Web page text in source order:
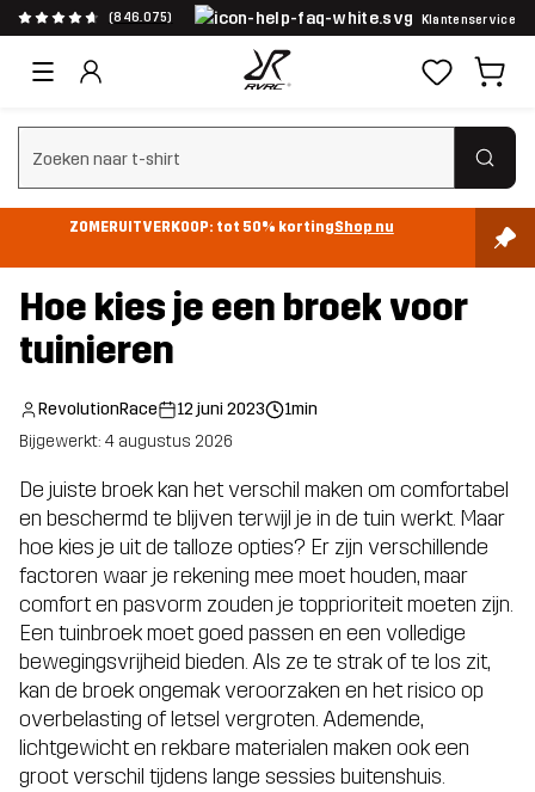
(846.075) Klantenservice
Zoeken wissen
ZOMERUITVERKOOP: tot 50% kortingShop nu
Hoe kies je een broek voor
tuinieren
RevolutionRace 12 juni 2023
1min
Bijgewerkt: 4 augustus 2026
De juiste broek kan het verschil maken om comfortabel
en beschermd te blijven terwijl je in de tuin werkt. Maar
hoe kies je uit de talloze opties? Er zijn verschillende
factoren waar je rekening mee moet houden, maar
comfort en pasvorm zouden je topprioriteit moeten zijn.
Een tuinbroek moet goed passen en een volledige
bewegingsvrijheid bieden. Als ze te strak of te los zit,
kan de broek ongemak veroorzaken en het risico op
overbelasting of letsel vergroten. Ademende,
lichtgewicht en rekbare materialen maken ook een
groot verschil tijdens lange sessies buitenshuis.